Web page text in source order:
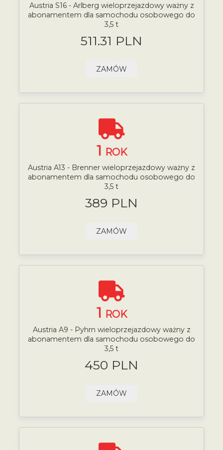
Austria S16 - Arlberg wieloprzejazdowy ważny z
abonamentem dla samochodu osobowego do
3,5 t
511.31 PLN
ZAMÓW
1 ROK
Austria A13 - Brenner wieloprzejazdowy ważny z
abonamentem dla samochodu osobowego do
3,5 t
389 PLN
ZAMÓW
1 ROK
Austria A9 - Pyhrn wieloprzejazdowy ważny z
abonamentem dla samochodu osobowego do
3,5 t
450 PLN
ZAMÓW